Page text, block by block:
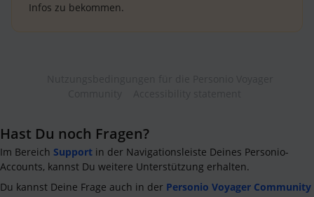
Infos zu bekommen.
Hast Du noch Fragen?
Im Bereich Support in der Navigationsleiste Deines Personio-
Accounts, kannst Du weitere Unterstützung erhalten.
Du kannst Deine Frage auch in der Personio Voyager Community